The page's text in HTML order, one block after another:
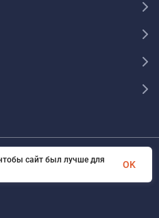
права защищены
сайт был лучше для
OK